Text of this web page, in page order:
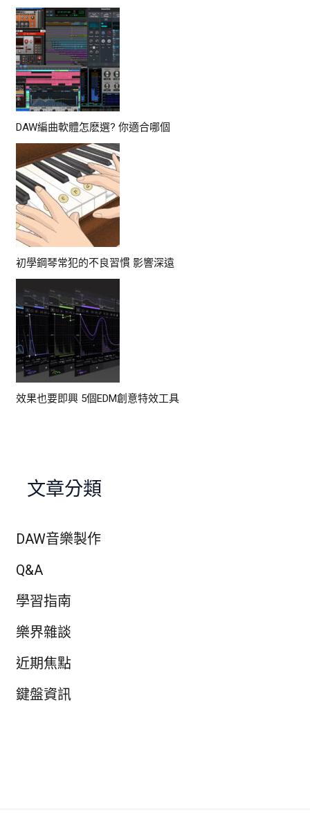
DAW編曲軟體怎麽選? 你適合哪個
初學鋼琴常犯的不良習慣 影響深遠
效果也要即興 5個EDM創意特效工具
文章分類
DAW音樂製作
Q&A
學習指南
樂界雜談
近期焦點
鍵盤資訊